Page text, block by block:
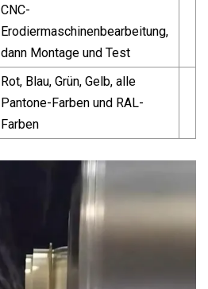
CNC-
Erodiermaschinenbearbeitung,
dann Montage und Test
Rot, Blau, Grün, Gelb, alle
Pantone-Farben und RAL-
Farben